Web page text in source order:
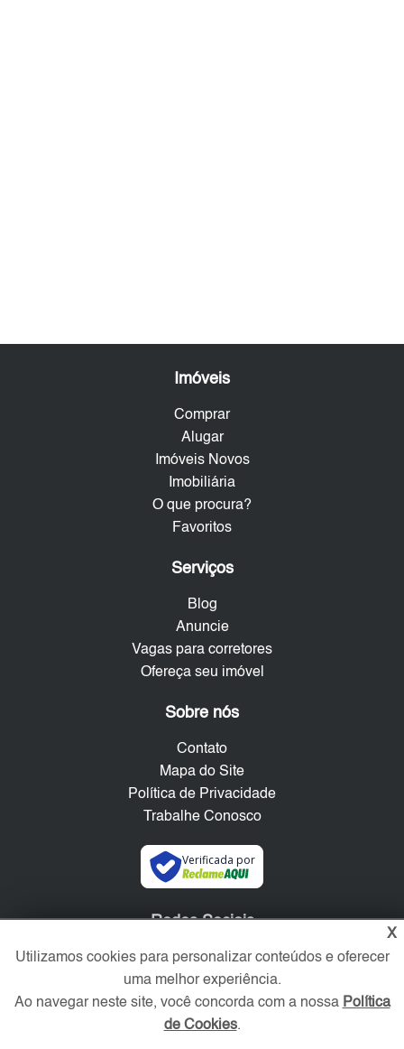
Imóveis
Comprar
Alugar
Imóveis Novos
Imobiliária
O que procura?
Favoritos
Serviços
Blog
Anuncie
Vagas para corretores
Ofereça seu imóvel
Sobre nós
Contato
Mapa do Site
Política de Privacidade
Trabalhe Conosco
Verificada por
Redes Sociais
X
Utilizamos cookies para personalizar conteúdos e oferecer
uma melhor experiência.
Ao navegar neste site, você concorda com a nossa Política
de Cookies.